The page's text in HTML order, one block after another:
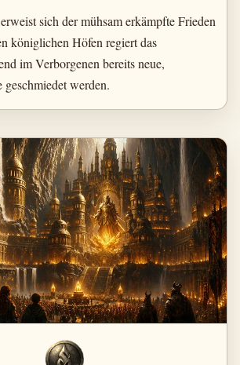
sich der mühsam erkämpfte Frieden
königlichen Höfen regiert das
im Verborgenen bereits neue,
werden.